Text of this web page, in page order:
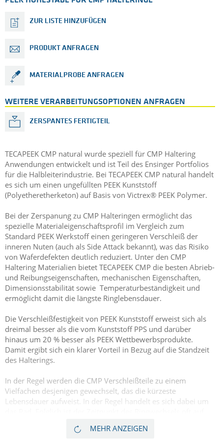
ZUR LISTE HINZUFÜGEN
PRODUKT ANFRAGEN
MATERIALPROBE ANFRAGEN
WEITERE VERARBEITUNGSOPTIONEN ANFRAGEN
ZERSPANTES FERTIGTEIL
TECAPEEK CMP natural wurde speziell für CMP Haltering
Anwendungen entwickelt und ist Teil des Ensinger Portfolios
für die Halbleiterindustrie. Bei TECAPEEK CMP natural handelt
es sich um einen ungefüllten PEEK Kunststoff
(Polyetheretherketon) auf Basis von Victrex® PEEK Polymer.
Bei der Zerspanung zu CMP Halteringen ermöglicht das
spezielle Materialeigenschaftsprofil im Vergleich zum
Standard PEEK Werkstoff einen geringeren Verschleiß der
inneren Nuten (auch als Side Attack bekannt), was das Risiko
von Waferdefekten deutlich reduziert. Unter den CMP
Haltering Materialien bietet TECAPEEK CMP die besten Abrieb-
und Reibungseigenschaften, mechanischen Eigenschaften,
Dimensionsstabilität sowie Temperaturbeständigkeit und
ermöglicht damit die längste Ringlebensdauer.
Die Verschleißfestigkeit von PEEK Kunststoff erweist sich als
dreimal besser als die vom Kunststoff PPS und darüber
hinaus um 20 % besser als PEEK Wettbewerbsprodukte.
Damit ergibt sich ein klarer Vorteil in Bezug auf die Standzeit
des Halterings.
In der Regel werden die CMP Verschleißteile zu einem
Vielfachen desjenigen gewechselt, das die kürzeste
Lebensdauer aufweist. In der Regel handelt es sich dabei um
ein PPS Ring unter bestimmten Bedingungen etwa vier
MEHR ANZEIGEN